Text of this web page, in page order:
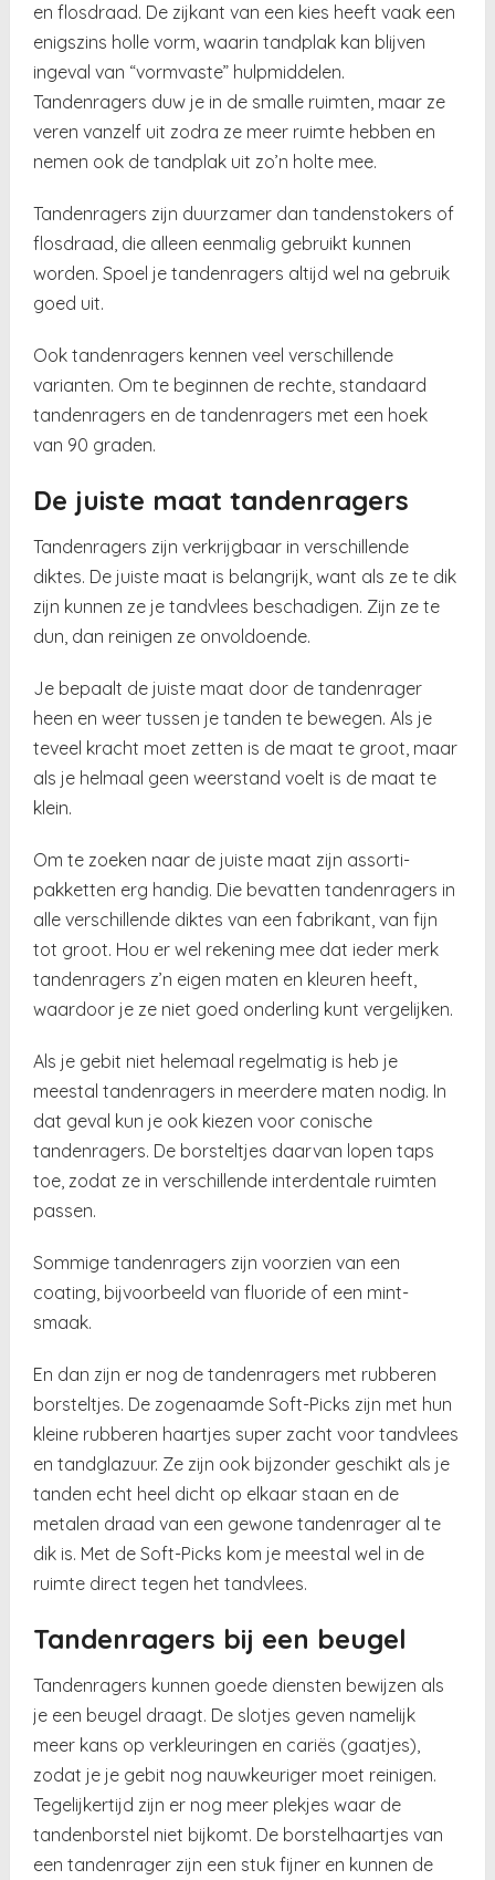
en flosdraad. De zijkant van een kies heeft vaak een
enigszins holle vorm, waarin tandplak kan blijven
ingeval van “vormvaste” hulpmiddelen.
Tandenragers duw je in de smalle ruimten, maar ze
veren vanzelf uit zodra ze meer ruimte hebben en
nemen ook de tandplak uit zo’n holte mee.
Tandenragers zijn duurzamer dan tandenstokers of
flosdraad, die alleen eenmalig gebruikt kunnen
worden. Spoel je tandenragers altijd wel na gebruik
goed uit.
Ook tandenragers kennen veel verschillende
varianten. Om te beginnen de rechte, standaard
tandenragers en de tandenragers met een hoek
van 90 graden.
De juiste maat tandenragers
Tandenragers zijn verkrijgbaar in verschillende
diktes. De juiste maat is belangrijk, want als ze te dik
zijn kunnen ze je tandvlees beschadigen. Zijn ze te
dun, dan reinigen ze onvoldoende.
Je bepaalt de juiste maat door de tandenrager
heen en weer tussen je tanden te bewegen. Als je
teveel kracht moet zetten is de maat te groot, maar
als je helmaal geen weerstand voelt is de maat te
klein.
Om te zoeken naar de juiste maat zijn assorti-
pakketten erg handig. Die bevatten tandenragers in
alle verschillende diktes van een fabrikant, van fijn
tot groot. Hou er wel rekening mee dat ieder merk
tandenragers z’n eigen maten en kleuren heeft,
waardoor je ze niet goed onderling kunt vergelijken.
Als je gebit niet helemaal regelmatig is heb je
meestal tandenragers in meerdere maten nodig. In
dat geval kun je ook kiezen voor conische
tandenragers. De borsteltjes daarvan lopen taps
toe, zodat ze in verschillende interdentale ruimten
passen.
Sommige tandenragers zijn voorzien van een
coating, bijvoorbeeld van fluoride of een mint-
smaak.
En dan zijn er nog de tandenragers met rubberen
borsteltjes. De zogenaamde Soft-Picks zijn met hun
kleine rubberen haartjes super zacht voor tandvlees
en tandglazuur. Ze zijn ook bijzonder geschikt als je
tanden echt heel dicht op elkaar staan en de
metalen draad van een gewone tandenrager al te
dik is. Met de Soft-Picks kom je meestal wel in de
ruimte direct tegen het tandvlees.
Tandenragers bij een beugel
Tandenragers kunnen goede diensten bewijzen als
je een beugel draagt. De slotjes geven namelijk
meer kans op verkleuringen en cariës (gaatjes),
zodat je je gebit nog nauwkeuriger moet reinigen.
Tegelijkertijd zijn er nog meer plekjes waar de
tandenborstel niet bijkomt. De borstelhaartjes van
een tandenrager zijn een stuk fijner en kunnen de